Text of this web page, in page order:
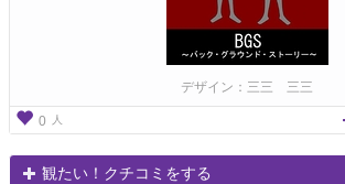
デザイン：三三 三三
0 人
観たい！クチコミをする